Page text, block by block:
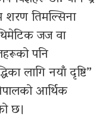
शरण तिमल्सिना
जज वा
पनि
लागि नयाँ दृष्टि”
आर्थिक
छ।